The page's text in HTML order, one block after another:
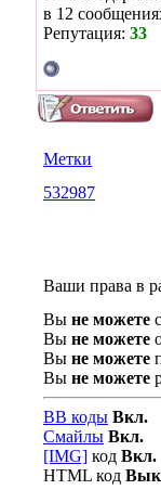
в 12
Репутация: 33
Метки
532987
Ваши права в
Вы не можете
Вы не можете
Вы не можете
Вы не можете
BB коды Вкл.
Смайлы Вкл.
[IMG] код Вкл.
HTML код